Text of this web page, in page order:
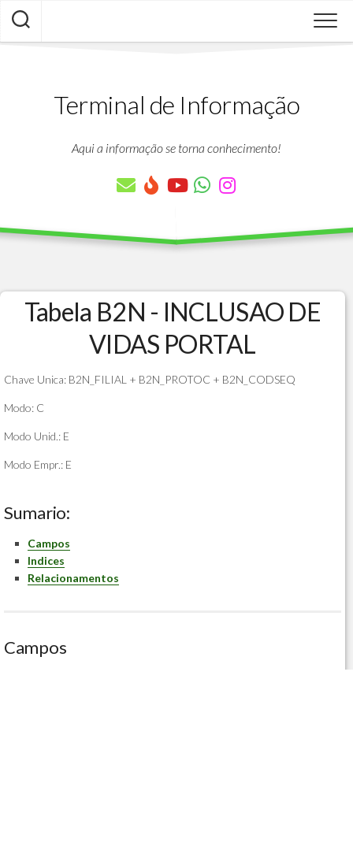
Skip
content
Terminal de Informação
Aqui a informação se torna conhecimento!
Tabela B2N - INCLUSAO DE
VIDAS PORTAL
Chave Unica: B2N_FILIAL + B2N_PROTOC + B2N_CODSEQ
Modo: C
Modo Unid.: E
Modo Empr.: E
Sumario:
Campos
Indices
Relacionamentos
Campos